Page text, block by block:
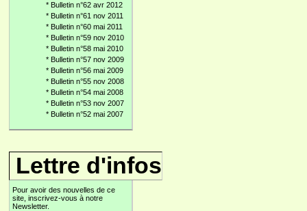
* Bulletin n°62 avr 2012
* Bulletin n°61 nov 2011
* Bulletin n°60 mai 2011
* Bulletin n°59 nov 2010
* Bulletin n°58 mai 2010
* Bulletin n°57 nov 2009
* Bulletin n°56 mai 2009
* Bulletin n°55 nov 2008
* Bulletin n°54 mai 2008
* Bulletin n°53 nov 2007
* Bulletin n°52 mai 2007
Lettre d'infos
Pour avoir des nouvelles de ce
site, inscrivez-vous à notre
Newsletter.